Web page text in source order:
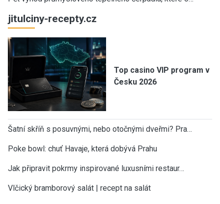
jitulciny-recepty.cz
Top casino VIP program v
Česku 2026
Šatní skříň s posuvnými, nebo otočnými dveřmi? Pra…
Poke bowl: chuť Havaje, která dobývá Prahu
Jak připravit pokrmy inspirované luxusními restaur…
Vlčický bramborový salát | recept na salát